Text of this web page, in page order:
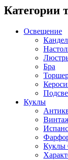
Категории
Освещение
Бра
Куклы